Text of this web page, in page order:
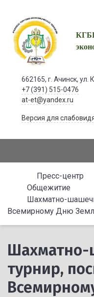
662165, г. Ачинск, ул.
+7 (391) 515-0476
at-et@yandex.ru
Версия для
Пресс-центр
Общежитие
Шахматно-
Всемирному Дню
турнир,